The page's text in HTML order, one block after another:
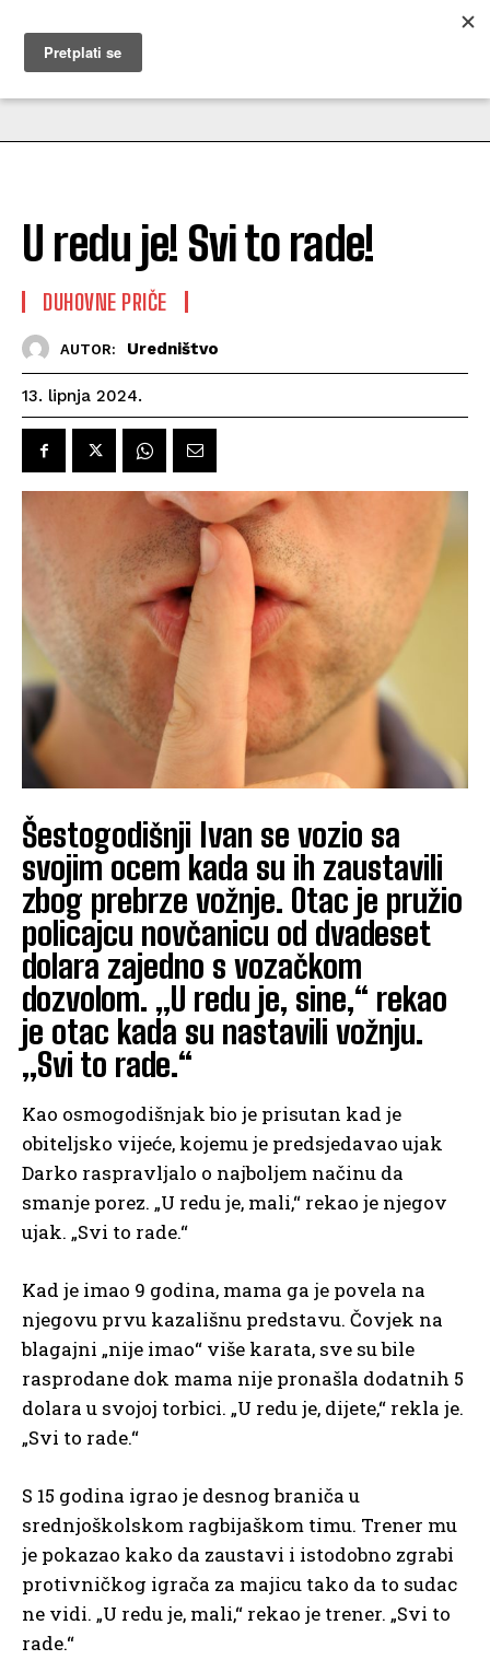
MUŽEVNI BUDITE
U redu je! Svi to rade!
DUHOVNE PRIČE
AUTOR: Uredništvo
13. lipnja 2024.
Šestogodišnji Ivan se vozio sa
svojim ocem kada su ih zaustavili
zbog prebrze vožnje. Otac je pružio
policajcu novčanicu od dvadeset
dolara zajedno s vozačkom
dozvolom. „U redu je, sine,“ rekao
je otac kada su nastavili vožnju.
„Svi to rade.“
Kao osmogodišnjak bio je prisutan kad je
obiteljsko vijeće, kojemu je predsjedavao ujak
Darko raspravljalo o najboljem načinu da
smanje porez. „U redu je, mali,“ rekao je njegov
ujak. „Svi to rade.“
Kad je imao 9 godina, mama ga je povela na
njegovu prvu kazališnu predstavu. Čovjek na
blagajni „nije imao“ više karata, sve su bile
rasprodane dok mama nije pronašla dodatnih 5
dolara u svojoj torbici. „U redu je, dijete,“ rekla je.
„Svi to rade.“
S 15 godina igrao je desnog braniča u
srednjoškolskom ragbijaškom timu. Trener mu
je pokazao kako da zaustavi i istodobno zgrabi
protivničkog igrača za majicu tako da to sudac
ne vidi. „U redu je, mali,“ rekao je trener. „Svi to
rade.“